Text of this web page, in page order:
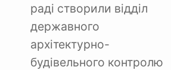
раді створили відділ
державного
архітектурно-
будівельного контролю